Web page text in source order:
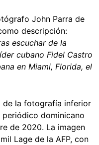
John Parra de
descripción:
escuchar de la
cubano Fidel Castro
en Miami, Florida, el
de la fotografía inferior
periódico dominicano
de 2020. La imagen
Lage de la AFP, con